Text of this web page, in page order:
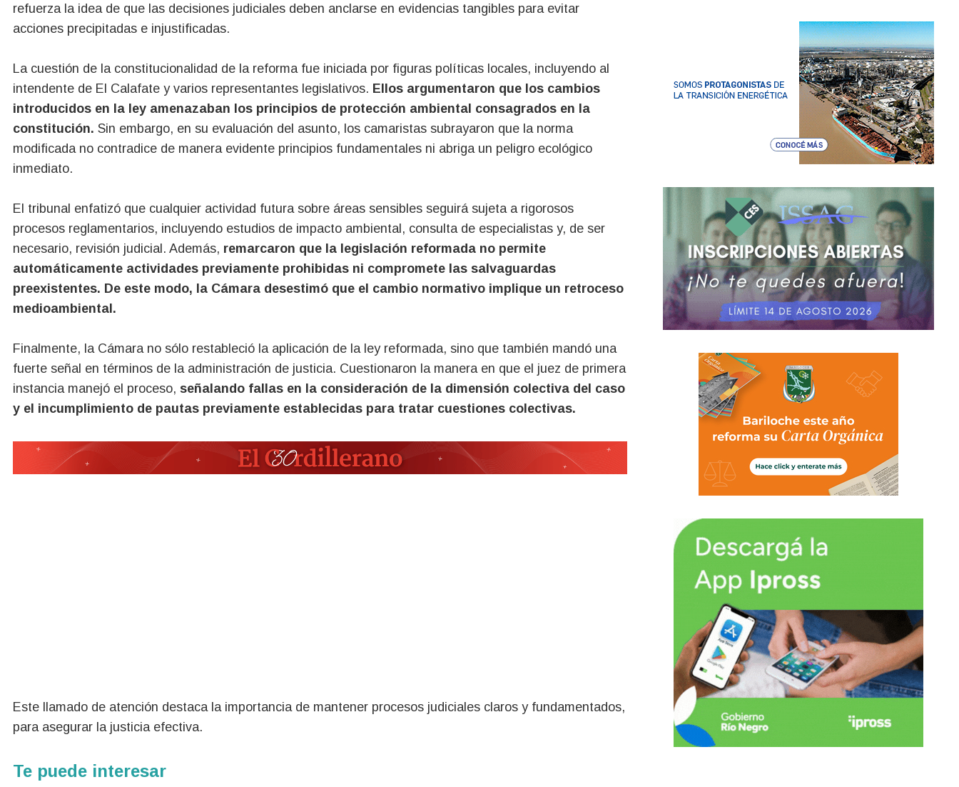
refuerza la idea de que las decisiones judiciales deben anclarse en evidencias tangibles para evitar
acciones precipitadas e injustificadas.
La cuestión de la constitucionalidad de la reforma fue iniciada por figuras políticas locales, incluyendo al
intendente de El Calafate y varios representantes legislativos. Ellos argumentaron que los cambios
introducidos en la ley amenazaban los principios de protección ambiental consagrados en la
constitución. Sin embargo, en su evaluación del asunto, los camaristas subrayaron que la norma
modificada no contradice de manera evidente principios fundamentales ni abriga un peligro ecológico
inmediato.
El tribunal enfatizó que cualquier actividad futura sobre áreas sensibles seguirá sujeta a rigorosos
procesos reglamentarios, incluyendo estudios de impacto ambiental, consulta de especialistas y, de ser
necesario, revisión judicial. Además, remarcaron que la legislación reformada no permite
automáticamente actividades previamente prohibidas ni compromete las salvaguardas
preexistentes. De este modo, la Cámara desestimó que el cambio normativo implique un retroceso
medioambiental.
Finalmente, la Cámara no sólo restableció la aplicación de la ley reformada, sino que también mandó una
fuerte señal en términos de la administración de justicia. Cuestionaron la manera en que el juez de primera
instancia manejó el proceso, señalando fallas en la consideración de la dimensión colectiva del caso
y el incumplimiento de pautas previamente establecidas para tratar cuestiones colectivas.
Este llamado de atención destaca la importancia de mantener procesos judiciales claros y fundamentados,
para asegurar la justicia efectiva.
Te puede interesar